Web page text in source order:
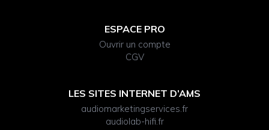
ESPACE PRO
Ouvrir un compte
CGV
LES SITES INTERNET D’AMS
audiomarketingservices.fr
audiolab-hifi.fr